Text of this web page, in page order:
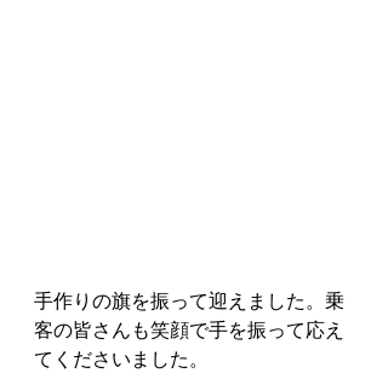
手作りの旗を振って迎えました。乗
客の皆さんも笑顔で手を振って応え
てくださいました。